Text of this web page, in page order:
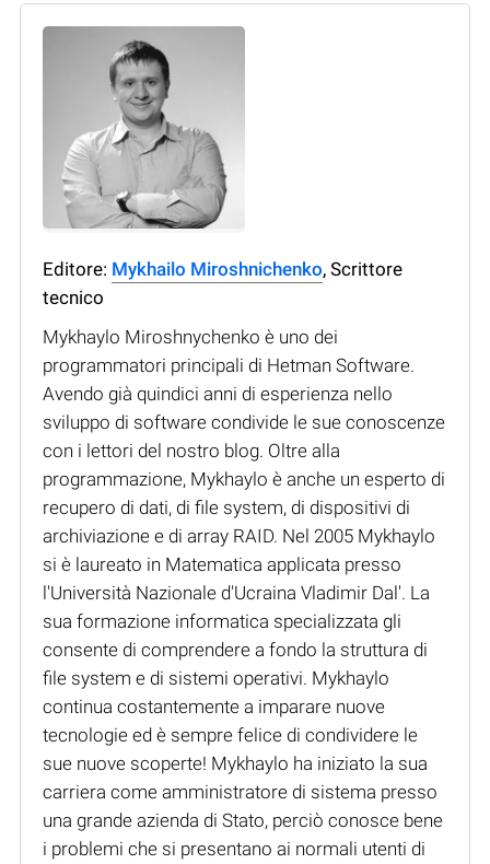
Editore: Mykhailo Miroshnichenko, Scrittore
tecnico
Mykhaylo Miroshnychenko è uno dei
programmatori principali di Hetman Software.
Avendo già quindici anni di esperienza nello
sviluppo di software condivide le sue conoscenze
con i lettori del nostro blog. Oltre alla
programmazione, Mykhaylo è anche un esperto di
recupero di dati, di file system, di dispositivi di
archiviazione e di array RAID. Nel 2005 Mykhaylo
si è laureato in Matematica applicata presso
l'Università Nazionale d'Ucraina Vladimir Dal'. La
sua formazione informatica specializzata gli
consente di comprendere a fondo la struttura di
file system e di sistemi operativi. Mykhaylo
continua costantemente a imparare nuove
tecnologie ed è sempre felice di condividere le
sue nuove scoperte! Mykhaylo ha iniziato la sua
carriera come amministratore di sistema presso
una grande azienda di Stato, perciò conosce bene
i problemi che si presentano ai normali utenti di